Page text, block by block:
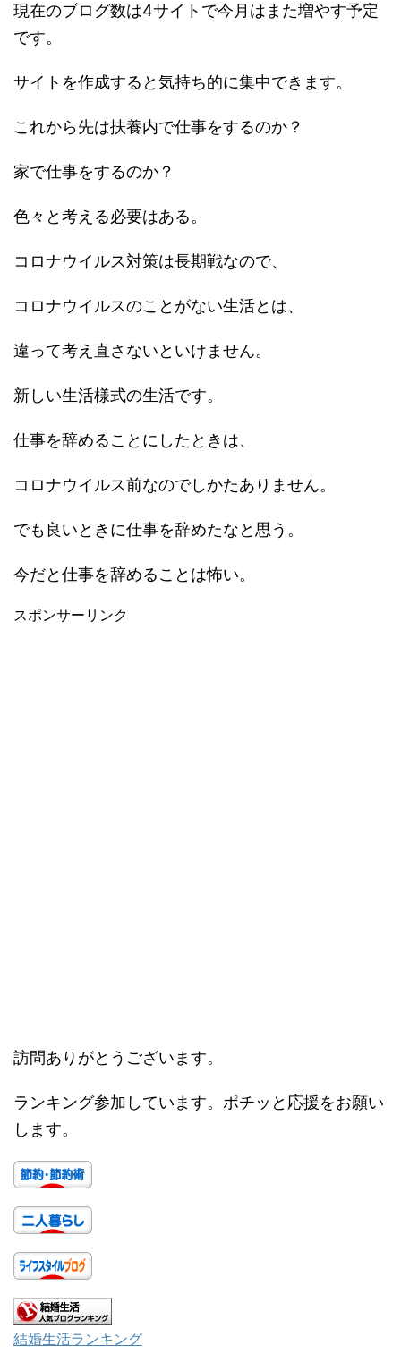
現在のブログ数は4サイトで今月はまた増やす予定
です。
サイトを作成すると気持ち的に集中できます。
これから先は扶養内で仕事をするのか？
家で仕事をするのか？
色々と考える必要はある。
コロナウイルス対策は長期戦なので、
コロナウイルスのことがない生活とは、
違って考え直さないといけません。
新しい生活様式の生活です。
仕事を辞めることにしたときは、
コロナウイルス前なのでしかたありません。
でも良いときに仕事を辞めたなと思う。
今だと仕事を辞めることは怖い。
スポンサーリンク
訪問ありがとうございます。
ランキング参加しています。ポチッと応援をお願い
します。
結婚生活ランキング